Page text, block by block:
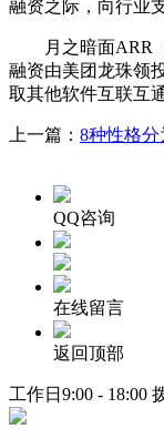
融资之际，向行业
月之暗面ARR（
融资由美团龙珠领
取其他软件互联互
上一篇： 8种性格
QQ咨询
在线留言
返回顶部
工作日9:00 - 18:00